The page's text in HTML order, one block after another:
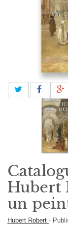
Hubert
un
Hubert Robert -